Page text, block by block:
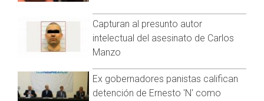
Capturan al presunto autor
intelectual del asesinato de Carlos
Manzo
Ex gobernadores panistas califican
detención de Ernesto 'N' como